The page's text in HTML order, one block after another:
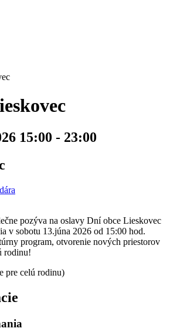
15:00 - 23:00
pozýva na oslavy Dní obce Lieskovec
v sobotu 13.júna 2026 od 15:00 hod.
program, otvorenie nových priestorov
rodinu!
pre celú rodinu)